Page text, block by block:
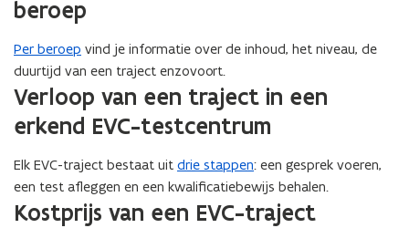
beroep
Per beroep vind je informatie over de inhoud, het niveau, de
duurtijd van een traject enzovoort.
Verloop van een traject in een
erkend EVC-testcentrum
Elk EVC-traject bestaat uit drie stappen: een gesprek voeren,
een test afleggen en een kwalificatiebewijs behalen.
Kostprijs van een EVC-traject